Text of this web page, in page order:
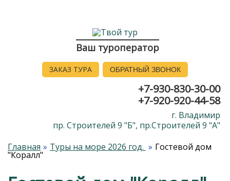
Ваш туроператор
ЗАКАЗ ТУРА ОБРАТНЫЙ ЗВОНОК
+7-930-830-30-00
+7-920-920-44-58
г. Владимир
пр. Строителей 9 "Б", пр.Строителей 9 "А"
Главная
Туры на море 2026 год. Гостевой дом
"Коралл"